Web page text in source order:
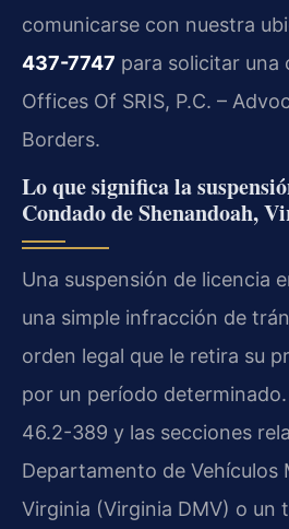
comunicarse con nuestra
437-7747 para solicitar una
Offices Of SRIS, P.C. –
Borders.
Lo que significa la
Condado de Shenandoah,
Una suspensión de licencia
una simple infracción de
orden legal que le retira su
por un período determinado.
46.2-389 y las secciones
Departamento de Vehículos
Virginia (Virginia DMV) o un